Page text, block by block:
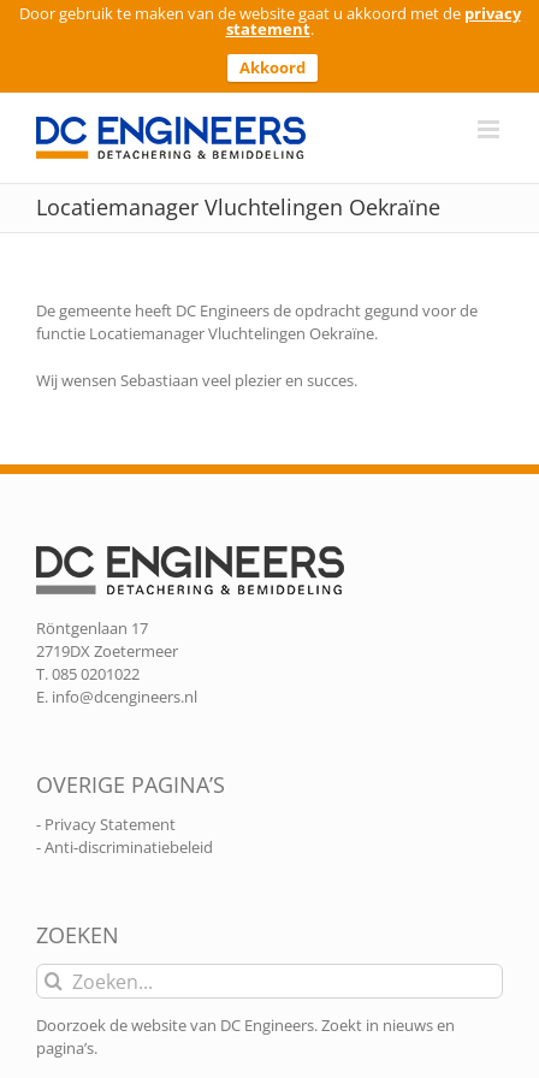
Door gebruik te maken van de website gaat u akkoord met de privacy
statement.
Akkoord
Ga
inhoud
Locatiemanager Vluchtelingen Oekraïne
De gemeente heeft DC Engineers de opdracht gegund voor de
functie Locatiemanager Vluchtelingen Oekraïne.
Wij wensen Sebastiaan veel plezier en succes.
Röntgenlaan 17
2719DX Zoetermeer
T. 085 0201022
E. info@dcengineers.nl
OVERIGE PAGINA’S
- Privacy Statement
- Anti-discriminatiebeleid
ZOEKEN
Zoeken
naar:
Doorzoek de website van DC Engineers. Zoekt in nieuws en
pagina’s.